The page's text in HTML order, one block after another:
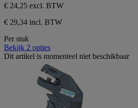
€ 24,25 excl. BTW
€ 29,34 incl. BTW
Per stuk
Bekijk 2 opties
Dit artikel is momenteel niet beschikbaar